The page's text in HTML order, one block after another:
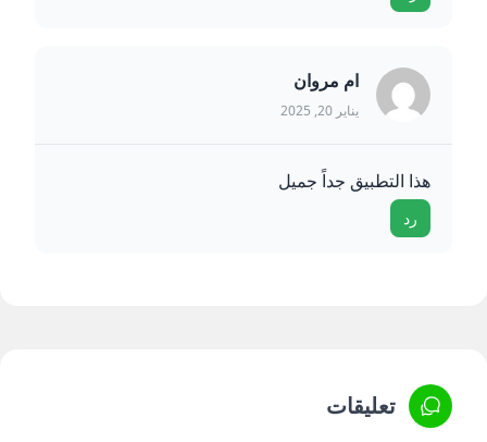
ام مروان
يناير 20, 2025
هذا التطبيق جداً جميل
رد
تعليقات